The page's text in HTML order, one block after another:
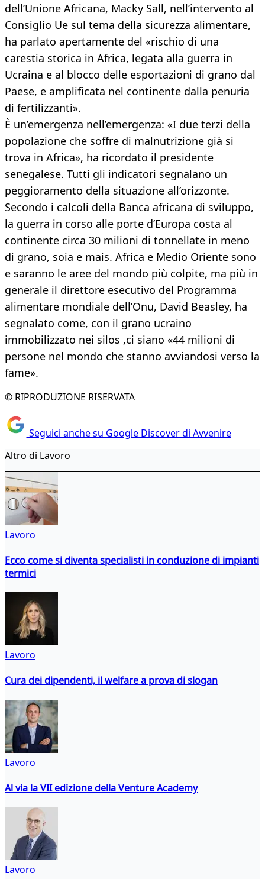
dell’Unione Africana, Macky Sall, nell’intervento al
Consiglio Ue sul tema della sicurezza alimentare,
ha parlato apertamente del «rischio di una
carestia storica in Africa, legata alla guerra in
Ucraina e al blocco delle esportazioni di grano dal
Paese, e amplificata nel continente dalla penuria
di fertilizzanti».
È un’emergenza nell’emergenza: «I due terzi della
popolazione che soffre di malnutrizione già si
trova in Africa», ha ricordato il presidente
senegalese. Tutti gli indicatori segnalano un
peggioramento della situazione all’orizzonte.
Secondo i calcoli della Banca africana di sviluppo,
la guerra in corso alle porte d’Europa costa al
continente circa 30 milioni di tonnellate in meno
di grano, soia e mais. Africa e Medio Oriente sono
e saranno le aree del mondo più colpite, ma più in
generale il direttore esecutivo del Programma
alimentare mondiale dell’Onu, David Beasley, ha
segnalato come, con il grano ucraino
immobilizzato nei silos ,ci siano «44 milioni di
persone nel mondo che stanno avviandosi verso la
fame».
© RIPRODUZIONE RISERVATA
Seguici anche su Google Discover di Avvenire
Altro di Lavoro
Lavoro
Ecco come si diventa specialisti in conduzione di impianti
termici
Lavoro
Cura dei dipendenti, il welfare a prova di slogan
Lavoro
Al via la VII edizione della Venture Academy
Lavoro